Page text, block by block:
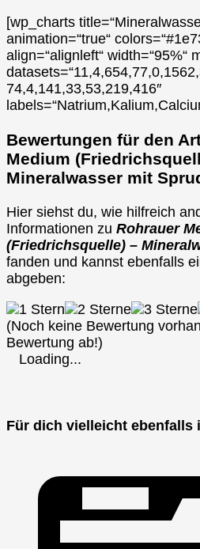
[wp_charts
animation=“true“
align=“alignleft“ width=“95%“
74,4,141,33,53,219,416″
Bewertungen für den
Medium
Mineralwasser mit
Hier siehst du, wie hilfreich
Informationen zu Rohrauer
(Friedrichsquelle) –
fanden und kannst ebenfalls
abgeben:
(Noch keine Bewertung
Bewertung ab!)
Loading...
Für dich vielleicht ebenfalls